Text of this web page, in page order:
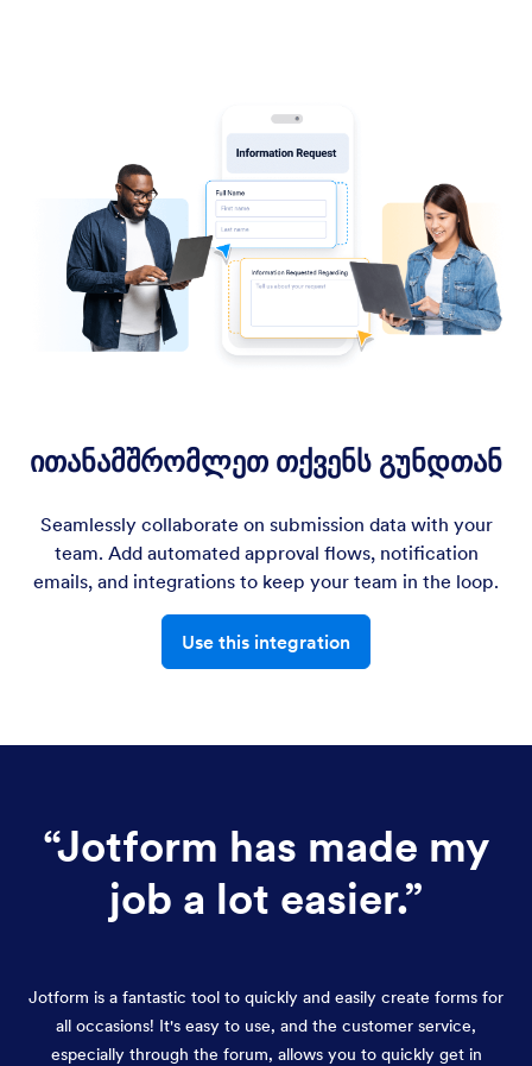
ითანამშრომლეთ თქვენს გუნდთან
Seamlessly collaborate on submission data with your
team. Add automated approval flows, notification
emails, and integrations to keep your team in the loop.
Use this integration
“Jotform has made my
job a lot easier.”
Jotform is a fantastic tool to quickly and easily create forms for
all occasions! It's easy to use, and the customer service,
especially through the forum, allows you to quickly get in